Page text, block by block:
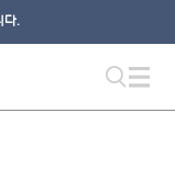
다.